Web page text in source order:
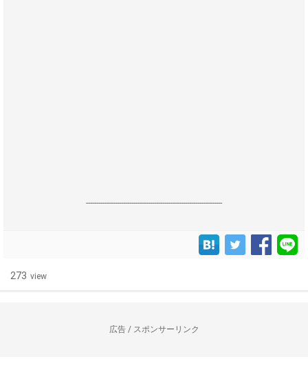
------------------------------------------------------------------
273 view
広告 / スポンサーリンク